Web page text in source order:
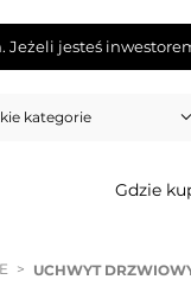
jesteś
kategorie
Gdzie
> UCHWYT